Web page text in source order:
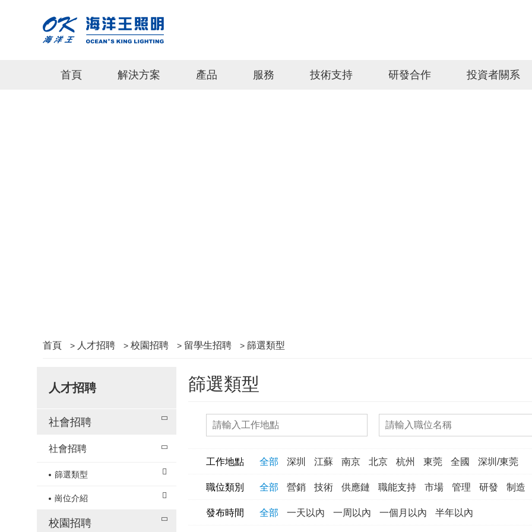
首頁 解決方案 產品 服務 技術支持 研發合作 投資者關系
首頁 > 人才招聘 > 校園招聘 > 留學生招聘 > 篩選類型
人才招聘
社會招聘
社會招聘
篩選類型
崗位介紹
校園招聘
篩選類型
工作地點 全部 深圳 江蘇 南京 北京 杭州 東莞 全國 深圳/東莞
職位類別 全部 營銷 技術 供應鏈 職能支持 市場 管理 研發 制造
發布時間 全部 一天以內 一周以內 一個月以內 半年以內